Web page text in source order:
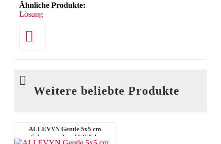
Ähnliche Produkte:
Lösung
Weitere beliebte Produkte
ALLEVYN Gentle 5x5 cm
Schaumverband 5 Stück